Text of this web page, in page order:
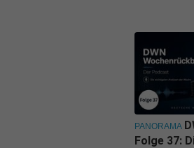
PANORAMA
Folge 37: